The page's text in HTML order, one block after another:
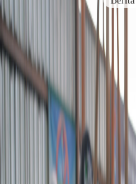
Berita
Islam Digest
Hikmah
Opini